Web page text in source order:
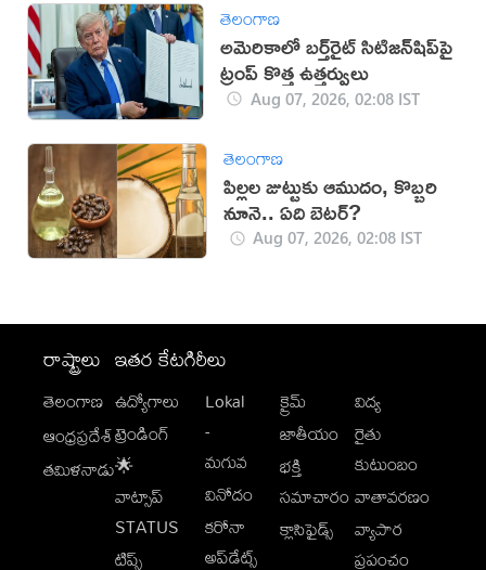
తెలంగాణ
అమెరికాలో బర్త్‌రైట్ సిటిజన్‌షిప్‌పై
ట్రంప్ కొత్త ఉత్తర్వులు
Aug 07, 2026, 02:08 IST
తెలంగాణ
పిల్లల జుట్టుకు ఆముదం, కొబ్బరి
నూనె.. ఏది బెటర్?
Aug 07, 2026, 02:08 IST
రాష్ట్రాలు
తెలంగాణ
ఆంధ్రప్రదేశ్
తమిళనాడు
ఇతర కేటగిరీలు
ఉద్యోగాలు
ట్రెండింగ్
🌟
వాట్సాప్
STATUS
టిప్స్
Lokal
-
మగువ
వినోదం
కరోనా
అప్‌డేట్స్
క్రైమ్
జాతీయం
భక్తి
సమాచారం
క్లాసిఫైడ్స్
విద్య
రైతు
కుటుంబం
వాతావరణం
వ్యాపార
ప్రపంచం